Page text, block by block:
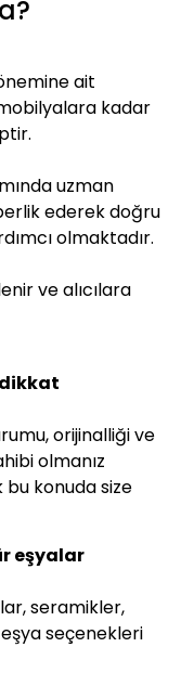
ait
kadar
uzman
ederek doğru
olmaktadır.
ve alıcılara
dikkat
orijinalliği ve
olmanız
konuda size
eşyalar
seramikler,
seçenekleri